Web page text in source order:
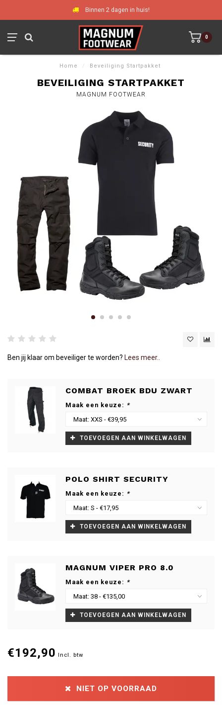
Binnen 2 dagen in huis!
0
Home / Beveiliging Startpakket
BEVEILIGING STARTPAKKET
MAGNUM FOOTWEAR
Ben jij klaar om beveiliger te worden? Lees meer..
COMBAT BROEK BDU ZWART
Maak een keuze: *
TOEVOEGEN AAN WINKELWAGEN
POLO SHIRT SECURITY
Maak een keuze: *
TOEVOEGEN AAN WINKELWAGEN
MAGNUM VIPER PRO 8.0
Maak een keuze: *
TOEVOEGEN AAN WINKELWAGEN
€192,90 Incl. btw
NIET OP VOORRAAD